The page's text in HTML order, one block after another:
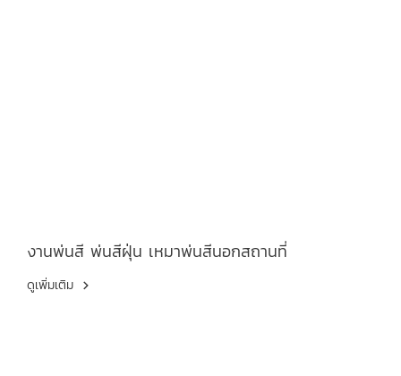
งานพ่นสี พ่นสีฝุ่น เหมาพ่นสีนอกสถานที่
ดูเพิ่มเติม